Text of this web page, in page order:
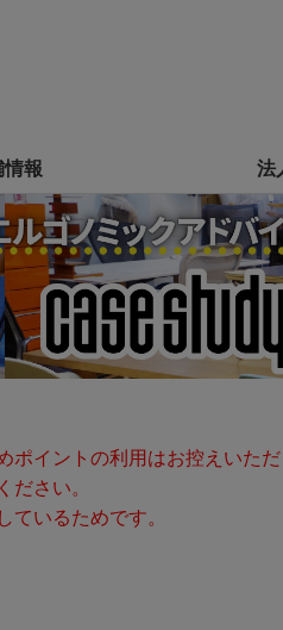
情報 法
ポイントの利用はお控えいた
ださい。
ているためです。